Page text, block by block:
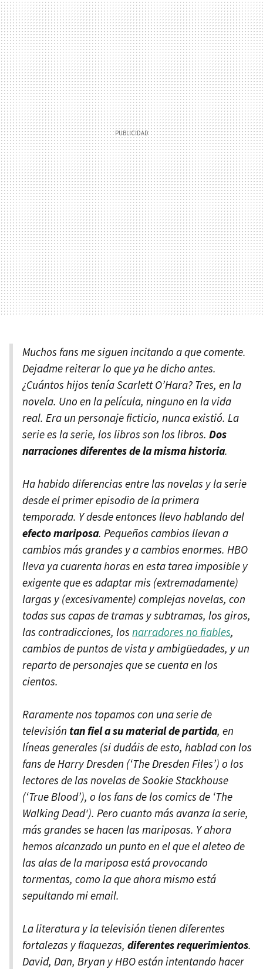
Muchos fans me siguen incitando a que comente.
Dejadme reiterar lo que ya he dicho antes.
¿Cuántos hijos tenía Scarlett O’Hara? Tres, en la
novela. Uno en la película, ninguno en la vida
real. Era un personaje ficticio, nunca existió. La
serie es la serie, los libros son los libros. Dos
narraciones diferentes de la misma historia.
Ha habido diferencias entre las novelas y la serie
desde el primer episodio de la primera
temporada. Y desde entonces llevo hablando del
efecto mariposa. Pequeños cambios llevan a
cambios más grandes y a cambios enormes. HBO
lleva ya cuarenta horas en esta tarea imposible y
exigente que es adaptar mis (extremadamente)
largas y (excesivamente) complejas novelas, con
todas sus capas de tramas y subtramas, los giros,
las contradicciones, los narradores no fiables,
cambios de puntos de vista y ambigüedades, y un
reparto de personajes que se cuenta en los
cientos.
Raramente nos topamos con una serie de
televisión tan fiel a su material de partida, en
líneas generales (si dudáis de esto, hablad con los
fans de Harry Dresden (‘The Dresden Files’) o los
lectores de las novelas de Sookie Stackhouse
(‘True Blood’), o los fans de los comics de ‘The
Walking Dead'). Pero cuanto más avanza la serie,
más grandes se hacen las mariposas. Y ahora
hemos alcanzado un punto en el que el aleteo de
las alas de la mariposa está provocando
tormentas, como la que ahora mismo está
sepultando mi email.
La literatura y la televisión tienen diferentes
fortalezas y flaquezas, diferentes requerimientos.
David, Dan, Bryan y HBO están intentando hacer